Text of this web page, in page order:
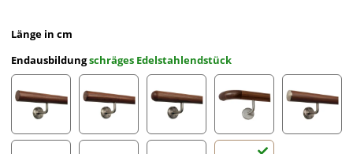
Länge in cm
Endausbildungschräges Edelstahlendstück
gefast Radius gefrästHalbkugel gefrästHolzkrümmling